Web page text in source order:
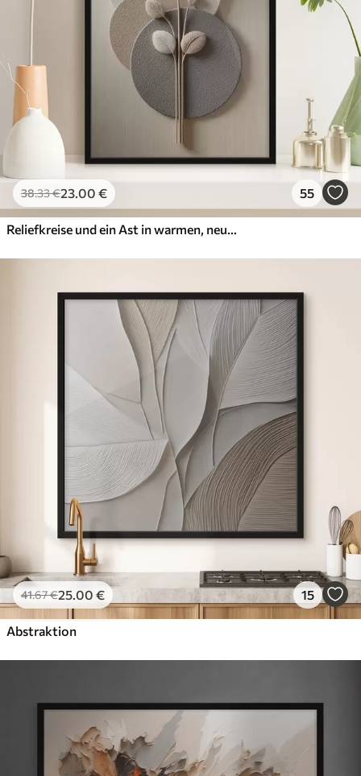
38.33€23.00 € 55
Reliefkreise und ein Ast in warmen, neutralen Farbtönen
41.67€25.00 € 15
Abstraktion